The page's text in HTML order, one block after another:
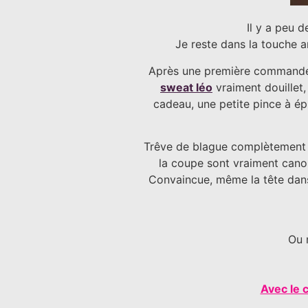
Il y a peu
Je reste dans la touche
Après une première
sweat léo vraiment
cadeau, une petite pince à
Trêve de blague
la coupe sont vraiment
Convaincue, même la tête
Ou
Avec le